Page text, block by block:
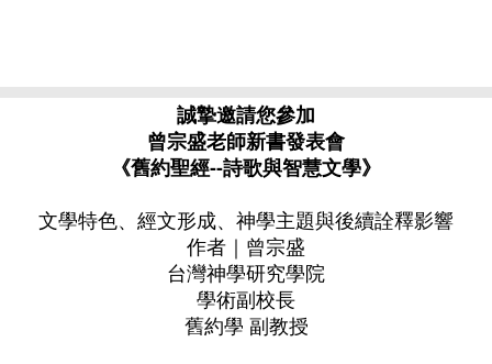
誠摯邀請您參加
曾宗盛老師新書發表會
《舊約聖經--詩歌與智慧文學》
文學特色、經文形成、神學主題與後續詮釋影響
作者｜曾宗盛
台灣神學研究學院
學術副校長
舊約學 副教授